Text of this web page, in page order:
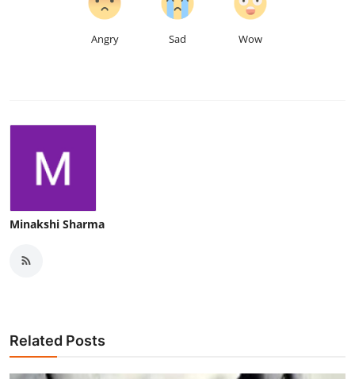
Angry Sad Wow
Minakshi Sharma
Related Posts